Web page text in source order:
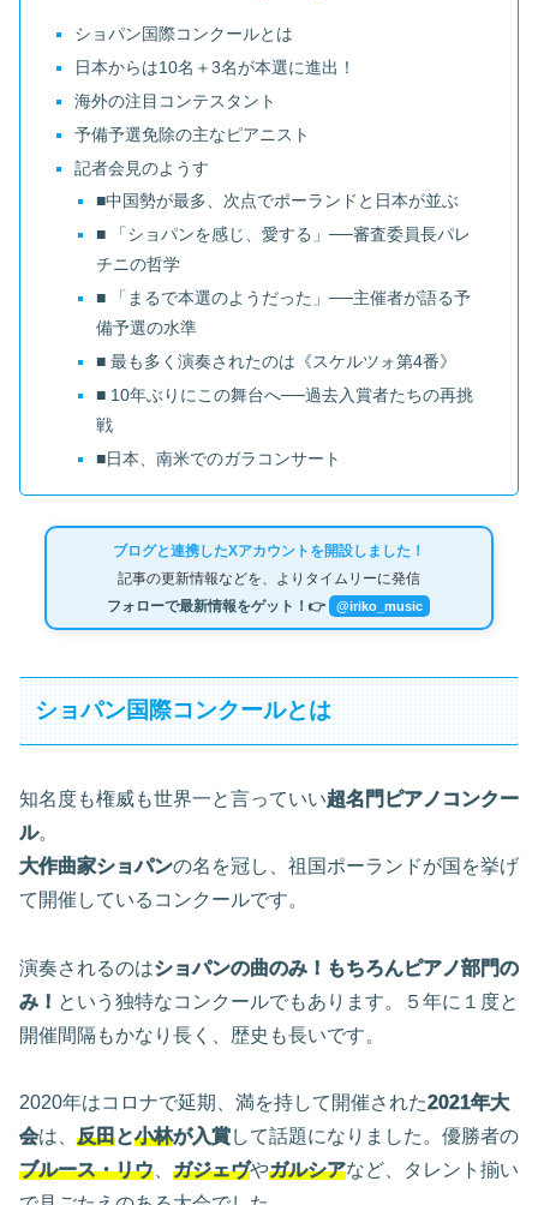
ショパン国際コンクールとは
日本からは10名＋3名が本選に進出！
海外の注目コンテスタント
予備予選免除の主なピアニスト
記者会見のようす
■中国勢が最多、次点でポーランドと日本が並ぶ
■ 「ショパンを感じ、愛する」──審査委員長パレ
チニの哲学
■ 「まるで本選のようだった」──主催者が語る予
備予選の水準
■ 最も多く演奏されたのは《スケルツォ第4番》
■ 10年ぶりにこの舞台へ──過去入賞者たちの再挑
戦
■日本、南米でのガラコンサート
ブログと連携したXアカウントを開設しました！
記事の更新情報などを、よりタイムリーに発信
フォローで最新情報をゲット！👉
@iriko_music
ショパン国際コンクールとは
知名度も権威も世界一と言っていい超名門ピアノコンクー
ル。
大作曲家ショパンの名を冠し、祖国ポーランドが国を挙げ
て開催しているコンクールです。
演奏されるのはショパンの曲のみ！もちろんピアノ部門の
み！ という独特なコンクールでもあります。５年に１度と
開催間隔もかなり長く、歴史も長いです。
2020年はコロナで延期、満を持して開催された2021年大
会は、 反田と小林が入賞して話題になりました。優勝者の
ブルース・リウ、 ガジェヴやガルシアなど、タレント揃い